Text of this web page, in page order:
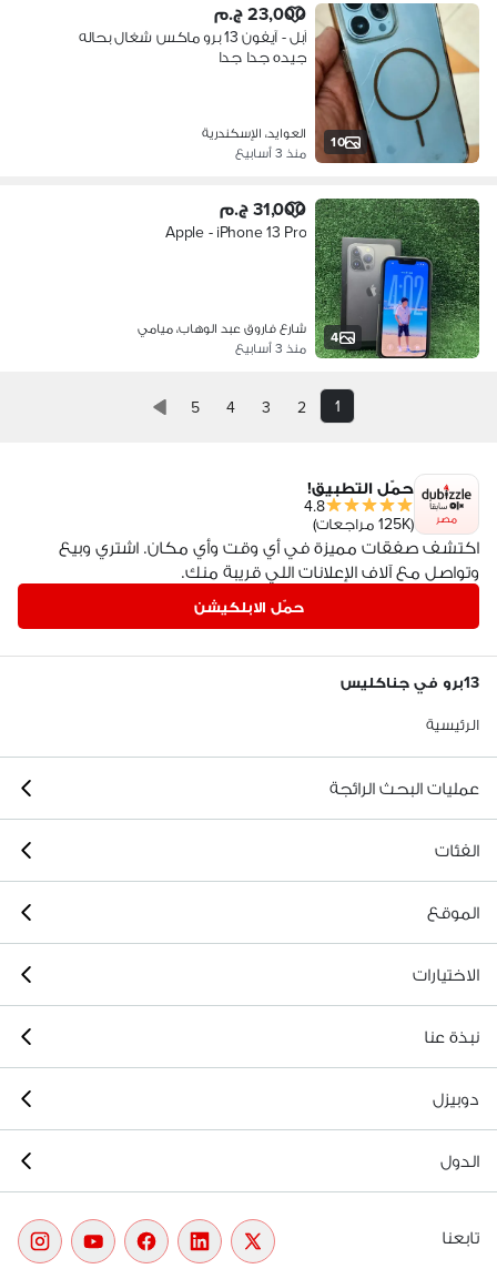
10
23,000 ج.م
آبل - آيفون 13 برو ماكس شغال بحاله
جيده جدا جدا
العوايد، الإسكندرية
منذ 3 أسابيع
4
31,000 ج.م
Apple - iPhone 13 Pro
شارع فاروق عبد الوهاب، ميامي
منذ 3 أسابيع
1
2
3
4
5
مصر
حمّل التطبيق!
4.8
(125K مراجعات)
اكتشف صفقات مميزة في أي وقت وأي مكان. اشتري وبيع
وتواصل مع آلاف الإعلانات اللي قريبة منك.
حمّل الابلكيشن
13برو في جناكليس
الرئيسية
عمليات البحث الرائجة
الفئات
الموقع
الاختيارات
نبذة عنا
دوبيزل
الدول
تابعنا